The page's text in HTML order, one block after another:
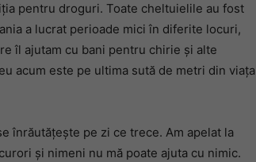
pentru droguri. Toate cheltuielile au fost
a lucrat perioade mici în diferite locuri,
îl ajutam cu bani pentru chirie și alte
acum este pe ultima sută de metri din viața
înrăutățește pe zi ce trece. Am apelat la
și nimeni nu mă poate ajuta cu nimic.